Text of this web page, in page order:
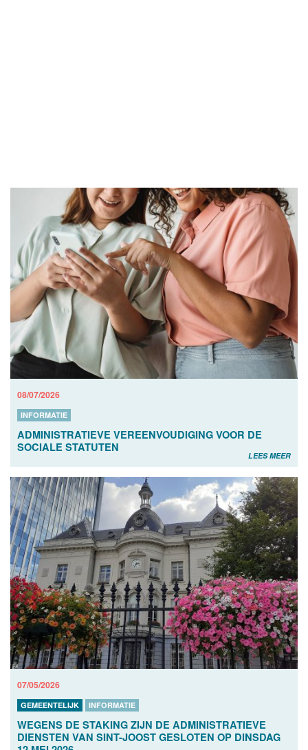
08/07/2026
INFORMATIE
ADMINISTRATIEVE VEREENVOUDIGING VOOR DE
SOCIALE STATUTEN
LEES MEER
07/05/2026
GEMEENTELIJK INFORMATIE
WEGENS DE STAKING ZIJN DE ADMINISTRATIEVE
DIENSTEN VAN SINT-JOOST GESLOTEN OP DINSDAG